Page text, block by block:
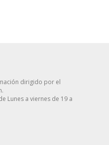
dirigido por el
Lunes a viernes de 19 a